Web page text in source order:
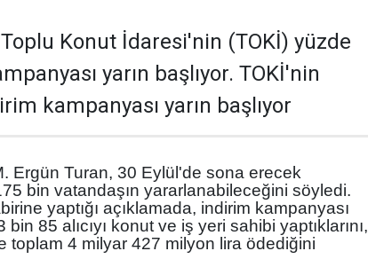
Konut İdaresi'nin (TOKİ) yüzde
yarın başlıyor. TOKİ'nin
kampanyası yarın başlıyor
Ergün Turan, 30 Eylül'de sona erecek
bin vatandaşın yararlanabileceğini söyledi.
yaptığı açıklamada, indirim kampanyası
bin 85 alıcıyı konut ve iş yeri sahibi yaptıklarını,
toplam 4 milyar 427 milyon lira ödediğini